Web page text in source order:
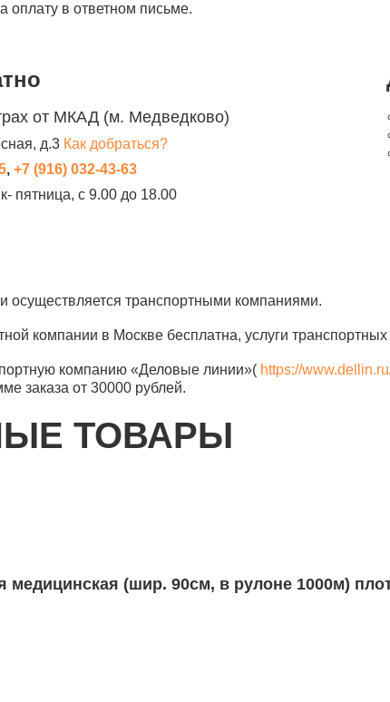
в ответном письме.
от МКАД (м. Медведково)
д.3 Как добраться?
, +7 (916) 032-43-63
пятница, с 9.00 до 18.00
осуществляется транспортными компаниями.
компании в Москве бесплатна, услуги
компанию «Деловые линии»( https://
заказа от 30000 рублей.
ТОВАРЫ
медицинская (шир. 90см, в рулоне 1000м)